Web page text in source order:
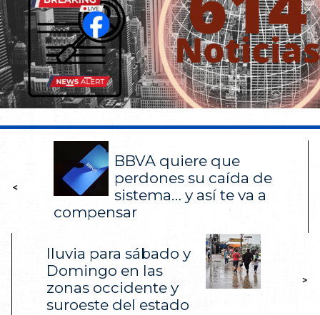
<
BBVA quiere que
perdones su caída de
sistema… y así te va a
compensar
lluvia para sábado y
Domingo en las
zonas occidente y
suroeste del estado
>